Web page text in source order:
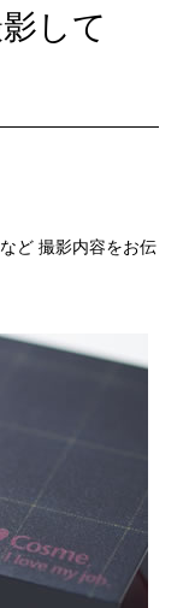
して
ど 撮影内容をお伝